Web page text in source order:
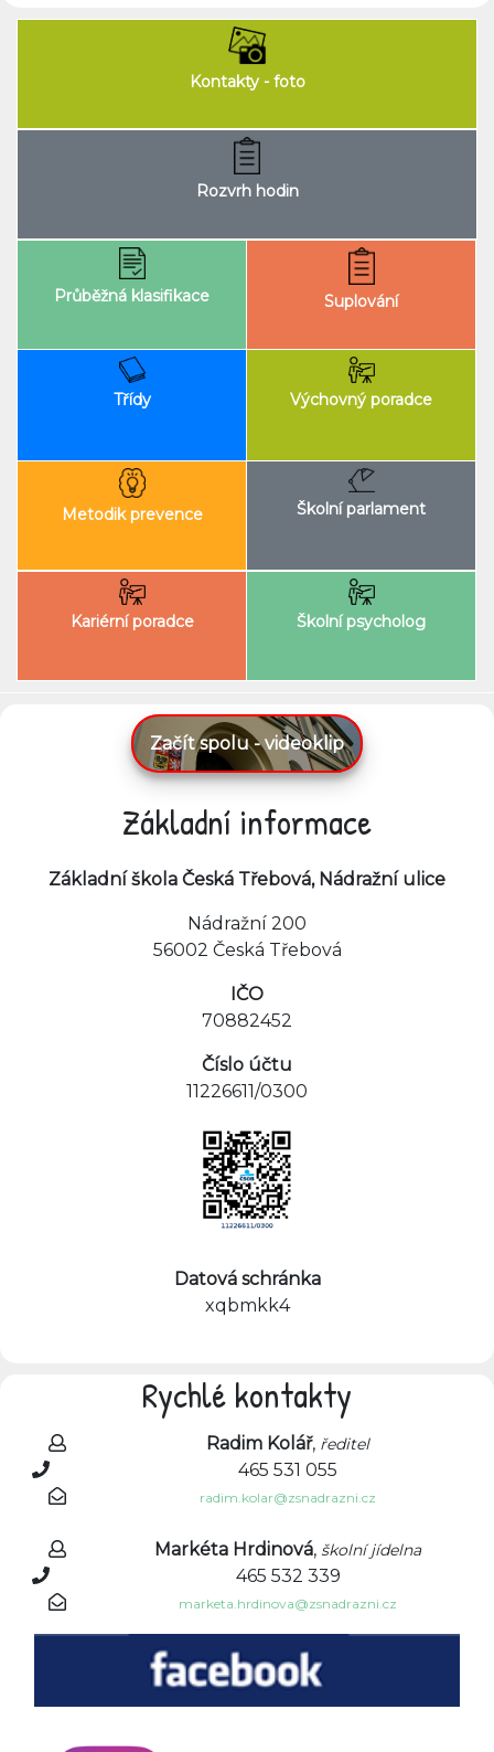
Kontakty - foto
Rozvrh hodin
Průběžná klasifikace Suplování
Třídy Výchovný poradce
Metodik prevence Školní parlament
Kariérní poradce Školní psycholog
Začít spolu - videoklip
Základní informace
Základní škola Česká Třebová, Nádražní ulice
Nádražní 200
56002 Česká Třebová
IČO
70882452
Číslo účtu
11226611/0300
Datová schránka
xqbmkk4
Rychlé kontakty
Radim Kolář, ředitel
465 531 055
radim.kolar@zsnadrazni.cz
Markéta Hrdinová,školní jídelna
465 532 339
marketa.hrdinova@zsnadrazni.cz